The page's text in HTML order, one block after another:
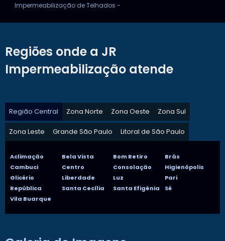
Impermeabilização de Telhados -
Regiões onde a JR
Impermeabilização atende
Região Central Zona Norte Zona Oeste Zona Sul
Zona Leste Grande São Paulo Litoral de São Paulo
Aclimação Bela Vista Bom Retiro
Brás
Cambuci
Centro Consolação
Higienópolis
Glicério
Liberdade Luz
Pari
República
Santa Cecília Santa Efigênia
Sé
Vila Buarque